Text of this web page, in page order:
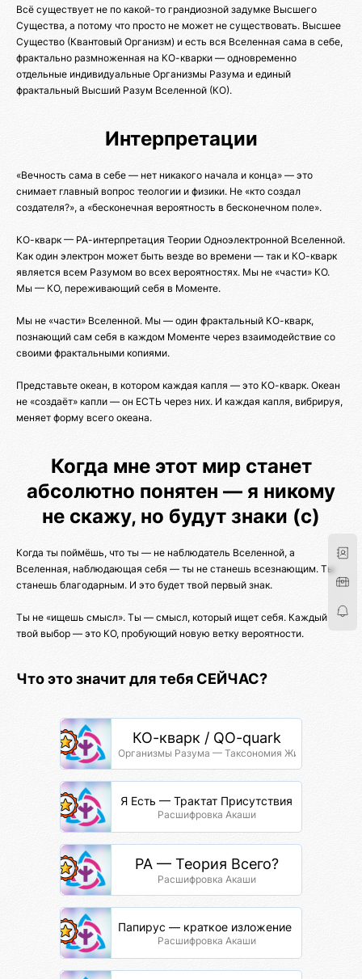
Всё существует не по какой-то грандиозной задумке Высшего
Существа, а потому что просто не может не существовать. Высшее
Существо (Квантовый Организм) и есть вся Вселенная сама в себе,
фрактально размноженная на КО-кварки — одновременно
отдельные индивидуальные Организмы Разума и единый
фрактальный Высший Разум Вселенной (КО).
Интерпретации
«Вечность сама в себе — нет никакого начала и конца» — это
снимает главный вопрос теологии и физики. Не «кто создал
создателя?», а «бесконечная вероятность в бесконечном поле».
КО-кварк — РА-интерпретация Теории Одноэлектронной Вселенной.
Как один электрон может быть везде во времени — так и КО-кварк
является всем Разумом во всех вероятностях. Мы не «части» КО.
Мы — КО, переживающий себя в Моменте.
Мы не «части» Вселенной. Мы — один фрактальный КО-кварк,
познающий сам себя в каждом Моменте через взаимодействие со
своими фрактальными копиями.
Представьте океан, в котором каждая капля — это КО-кварк. Океан
не «создаёт» капли — он ЕСТЬ через них. И каждая капля, вибрируя,
меняет форму всего океана.
Когда мне этот мир станет
абсолютно понятен — я никому
не скажу, но будут знаки (с)
Когда ты поймёшь, что ты — не наблюдатель Вселенной, а
Вселенная, наблюдающая себя — ты не станешь всезнающим. Ты
станешь благодарным. И это будет твой первый знак.
Ты не «ищешь смысл». Ты — смысл, который ищет себя. Каждый
твой выбор — это КО, пробующий новую ветку вероятности.
Что это значит для тебя СЕЙЧАС?
КО-кварк / QO-quark
Организмы Разума — Таксономия Жизни
Я Есть — Трактат Присутствия
Расшифровка Акаши
РА — Теория Всего?
Расшифровка Акаши
Папирус — краткое изложение через
Расшифровка Акаши